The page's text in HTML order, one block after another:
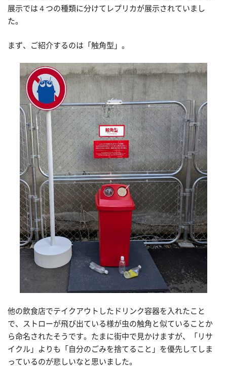
展示では４つの種類に分けてレプリカが展示されていまし
た。
まず、ご紹介するのは「触角型」。
他の飲食店でテイクアウトしたドリンク容器を入れたこと
で、ストローが飛び出ている様が虫の触角と似ていることか
ら命名されたそうです。たまに街中で見かけますが、「リサ
イクル」よりも「自分のごみを捨てること」を優先してしま
っているのが悲しいなと思いました。